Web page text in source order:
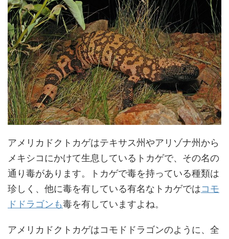
アメリカドクトカゲはテキサス州やアリゾナ州から
メキシコにかけて生息しているトカゲで、その名の
通り毒があります。トカゲで毒を持っている種類は
珍しく、他に毒を有している有名なトカゲではコモ
ドドラゴンも毒を有していますよね。
アメリカドクトカゲはコモドドラゴンのように、全